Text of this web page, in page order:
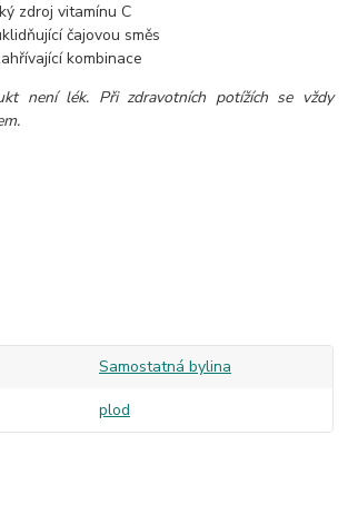
zdroj vitamínu C
čajovou směs
kombinace
není lék. Při zdravotních potížích se vždy
Samostatná bylina
plod